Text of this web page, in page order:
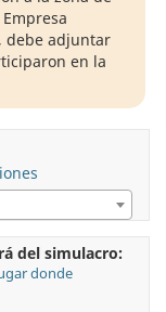
debe adjuntar
en la
del simulacro:
donde